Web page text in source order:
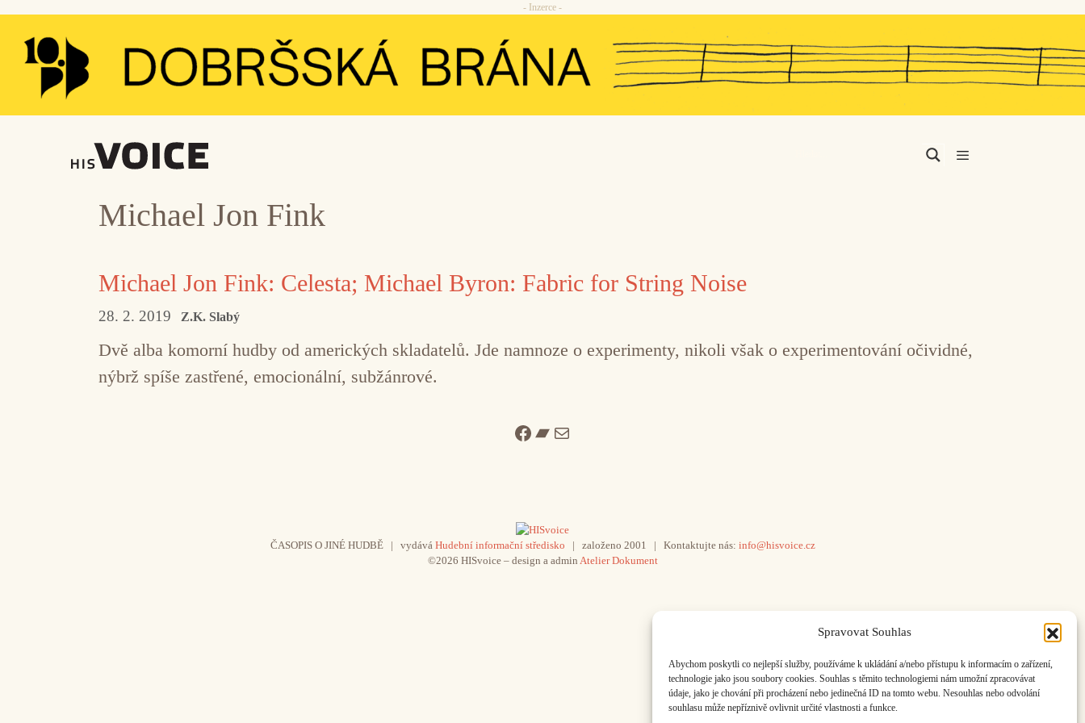
Spravovat Souhlas
Abychom poskytli co nejlepší služby, používáme k ukládání a/nebo přístupu k informacím o zařízení,
technologie jako jsou soubory cookies. Souhlas s těmito technologiemi nám umožní zpracovávat
údaje, jako je chování při procházení nebo jedinečná ID na tomto webu. Nesouhlas nebo odvolání
souhlasu může nepříznivě ovlivnit určité vlastnosti a funkce.
Přeskočit
obsah
- Inzerce -
Michael Jon Fink
Michael Jon Fink: Celesta; Michael Byron: Fabric for String Noise
28. 2. 2019 Z.K. Slabý
Dvě alba komorní hudby od amerických skladatelů. Jde namnoze o experimenty, nikoli však o experimentování očividné,
nýbrž spíše zastřené, emocionální, subžánrové.
Facebook
Bandcamp
Mail
ČASOPIS O JINÉ HUDBĚ | vydává Hudební informační středisko | založeno 2001 | Kontaktujte nás: info@hisvoice.cz
©2026 HISvoice – design a admin Atelier Dokument